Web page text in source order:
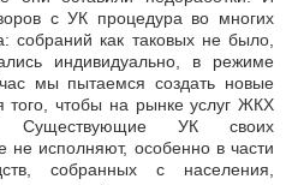
с УК процедура во многих
собраний как таковых не было,
индивидуально, в режиме
мы пытаемся создать новые
чтобы на рынке услуг ЖКХ
Существующие УК своих
не исполняют, особенно в части
собранных с населения,